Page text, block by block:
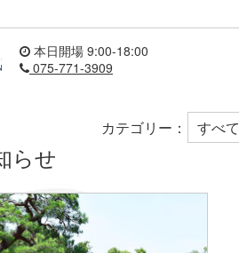
本日開場 9:00-18:00
075-771-3909
カテゴリー： すべて
らせ